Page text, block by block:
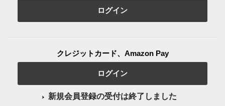
ログイン
クレジットカード、Amazon Pay
ログイン
新規会員登録の受付は終了しました